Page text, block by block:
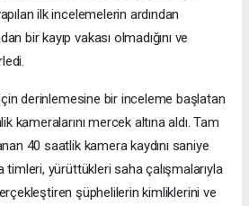
ilk incelemelerin ardından
bir kayıp vakası olmadığını ve
için derinlemesine bir inceleme başlatan
kameralarını mercek altına aldı. Tam
40 saatlik kamera kaydını saniye
yürüttükleri saha çalışmalarıyla
şüphelilerin kimliklerini ve